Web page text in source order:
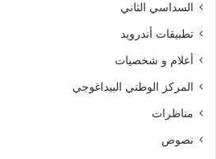
السداسي الثاني
تطبيقات أندرويد
أعلام و شخصيات
المركز الوطني البيداغوجي
مناظرات
نصوص